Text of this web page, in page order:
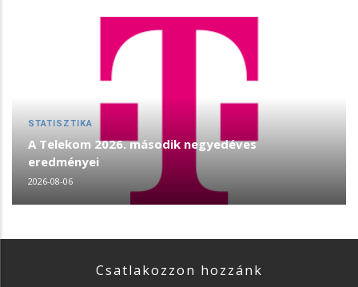
STATISZTIKA
A Telekom 2026. második negyedéves
eredményei
2026-08-06
Csatlakozzon hozzánk